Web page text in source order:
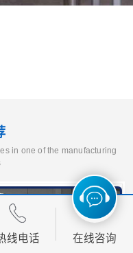
in one of the manufacturing
线电话 在线咨询